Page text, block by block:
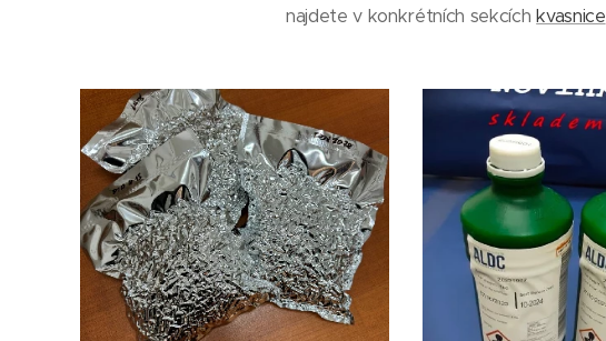
najdete v konkrétních sekcíchkvasnice